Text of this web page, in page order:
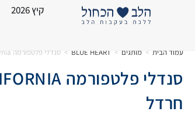
קיץ 2026
עמוד הבית > מותגים >
BLUE HEART
> סנדלי פלטפורמה Caifornia בצבע חרדל
חרדל